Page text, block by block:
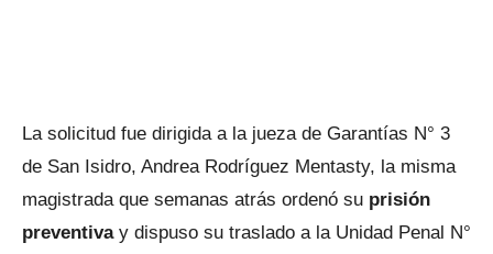
La solicitud fue dirigida a la jueza de Garantías N° 3
de San Isidro, Andrea Rodríguez Mentasty, la misma
magistrada que semanas atrás ordenó su prisión
preventiva y dispuso su traslado a la Unidad Penal N°